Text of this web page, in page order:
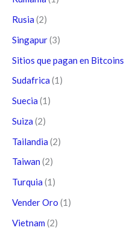
Rusia (2)
Singapur(3)
Sitios que pagan en Bitcoins
Sudafrica (1)
Suecia (1)
Suiza (2)
Tailandia (2)
Taiwan (2)
Turquia (1)
Vender Oro (1)
Vietnam (2)